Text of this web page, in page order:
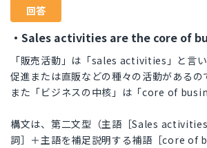
回答
・Sales activities are the core of
「販売活動」は「sales activities」と言
促進または直販などの種々の活動があるの
また「ビジネスの中核」は「core of
構文は、第二文型（主語［Sales
詞］＋主語を補足説明する補語［core of